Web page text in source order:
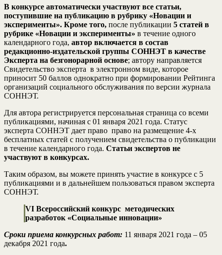
В конкурсе автоматически участвуют все статьи,
поступившие на публикацию в рубрику «Новации и
эксперименты». Кроме того, после публикации 5 статей в
рубрике «Новации и эксперименты» в течение одного
календарного года, автор включается в состав
редакционно-издательской группы СОННЭТ в качестве
Эксперта на безгонорарной основе; автору направляется
Свидетельство эксперта в электронном виде, которое
приносит 50 баллов однократно при формировании Рейтинга
организаций социального обслуживания по версии журнала
СОННЭТ.
Для автора регистрируется персональная страница со всеми
публикациями, начиная с 01 января 2021 года. Статус
эксперта СОННЭТ дает право право на размещение 4-х
бесплатных статей с получением свидетельства о публикации
в течение календарного года. Статьи экспертов не
участвуют в конкурсах.
Таким образом, вы можете принять участие в конкурсе с 5
публикациями и в дальнейшем пользоваться правом эксперта
СОННЭТ.
VI Всероссийский конкурс методических
разработок «Социальные инновации»
Сроки приема конкурсных работ: 11 января 2021 года – 05
декабря 2021 года.